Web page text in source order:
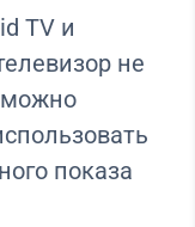
TV и
не
можно
показа